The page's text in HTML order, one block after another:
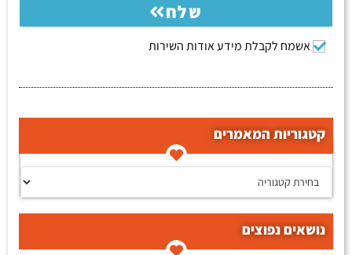
אשמח לקבלת מידע אודות השירות
שלח
קטגוריות המאמרים
קטגוריות המאמרים
נושאים נפוצים
תגיות